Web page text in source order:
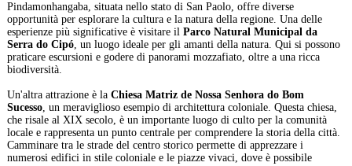
Pindamonhangaba, situata nello stato di San Paolo, offre diverse
opportunità per esplorare la cultura e la natura della regione. Una delle
esperienze più significative è visitare il Parco Natural Municipal da
Serra do Cipó, un luogo ideale per gli amanti della natura. Qui si possono
praticare escursioni e godere di panorami mozzafiato, oltre a una ricca
biodiversità.
Un'altra attrazione è la Chiesa Matriz de Nossa Senhora do Bom
Sucesso, un meraviglioso esempio di architettura coloniale. Questa chiesa,
che risale al XIX secolo, è un importante luogo di culto per la comunità
locale e rappresenta un punto centrale per comprendere la storia della città.
Camminare tra le strade del centro storico permette di apprezzare i
numerosi edifici in stile coloniale e le piazze vivaci, dove è possibile